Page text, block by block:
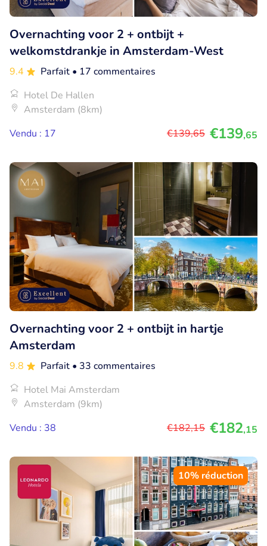
Overnachting voor 2 + ontbijt +
welkomstdrankje in Amsterdam-West
9.4 Parfait • 17 commentaires
Hotel De Hallen
Amsterdam (8km)
Vendu : 17
€139,65 €139,65
Overnachting voor 2 + ontbijt in hartje
Amsterdam
9.8 Parfait • 33 commentaires
Hotel Mai Amsterdam
Amsterdam (9km)
Vendu : 38
€182,15 €182,15
10% réduction